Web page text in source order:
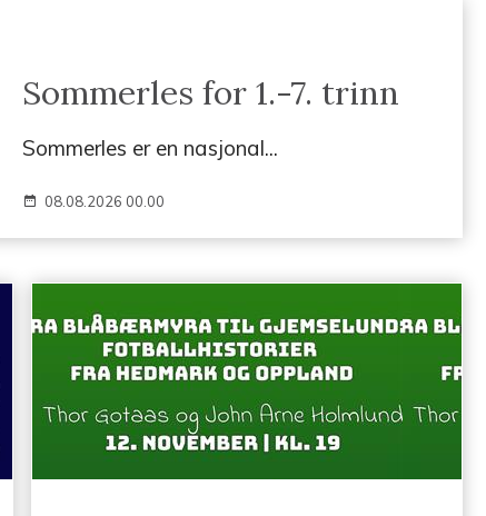
Sommerles for 1.-7. trinn
Sommerles er en nasjonal...
08.08.2026 00.00